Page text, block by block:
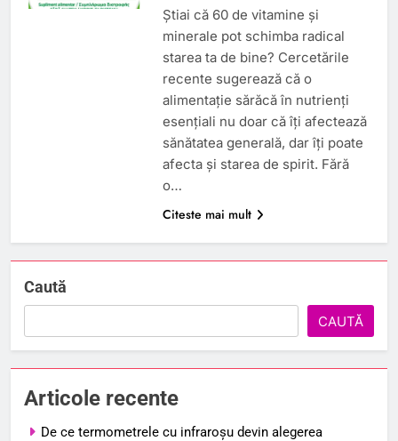
Știai că 60 de vitamine și
minerale pot schimba radical
starea ta de bine? Cercetările
recente sugerează că o
alimentație sărăcă în nutrienți
esențiali nu doar că îți afectează
sănătatea generală, dar îți poate
afecta și starea de spirit. Fără
o…
Citeste mai mult
Caută
CAUTĂ
Articole recente
De ce termometrele cu infraroșu devin alegerea